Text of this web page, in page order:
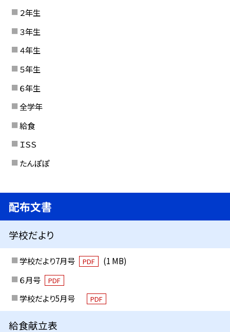
２年生
３年生
４年生
５年生
６年生
全学年
給食
ＩＳＳ
たんぽぽ
配布文書
学校だより
学校だより7月号 PDF
(1 MB)
６月号
PDF
学校だより5月号 PDF
給食献立表